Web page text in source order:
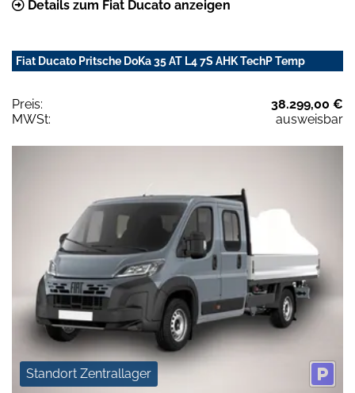
Details zum Fiat Ducato anzeigen
Fiat Ducato Pritsche DoKa 35 AT L4 7S AHK TechP Temp
Preis:
38.299,00 €
MWSt:
ausweisbar
Standort Zentrallager